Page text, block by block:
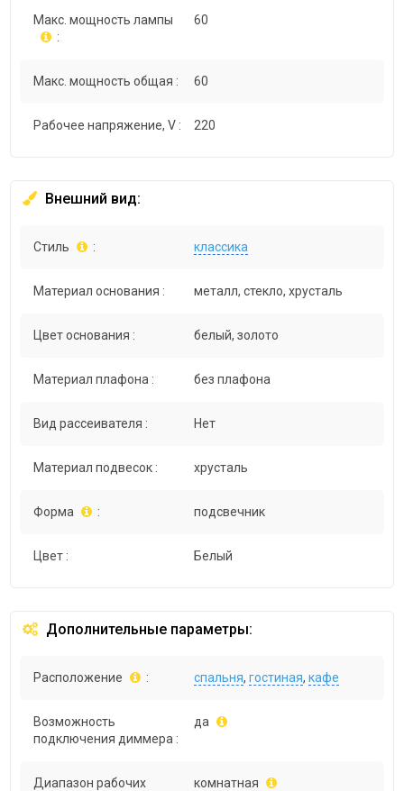
Макс. мощность лампы
:
60
Макс. мощность общая : 60
Рабочее напряжение, V : 220
Внешний вид:
Стиль : классика
Материал основания : металл, стекло, хрусталь
Цвет основания : белый, золото
Материал плафона : без плафона
Вид рассеивателя : Нет
Материал подвесок : хрусталь
Форма : подсвечник
Цвет : Белый
Дополнительные параметры:
Расположение : спальня,гостиная,кафе
Возможность
подключения диммера :
да
Диапазон рабочих
комнатная